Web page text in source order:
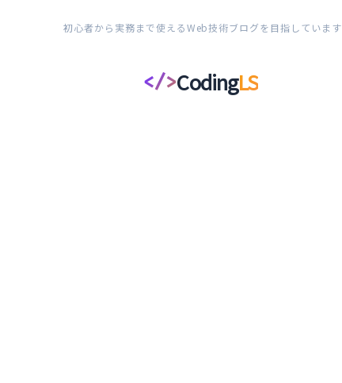
初心者から実務まで使えるWeb技術ブログを目指しています
</>CodingLS
コ